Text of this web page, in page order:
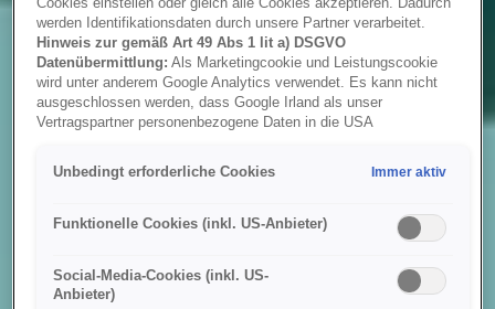
Cookies einstellen oder gleich alle Cookies akzeptieren. Dadurch
werden Identifikationsdaten durch unsere Partner verarbeitet.
Hinweis zur gemäß Art 49 Abs 1 lit a) DSGVO
Datenübermittlung: Als Marketingcookie und Leistungscookie
wird unter anderem Google Analytics verwendet. Es kann nicht
ausgeschlossen werden, dass Google Irland als unser
Vertragspartner personenbezogene Daten in die USA
besteht kein der Europäischen Union der Sache nach
gleichwertiges Datenschutzniveau und es fehlt an einem
Hieraus können sich für Sie Risiken ergeben, weil Sie Ihre Rechte
als Betroffener in den USA nicht wirksam durchsetzen können, in
ausgeschlossen werden kann, dass aufgrund aktueller Gesetze
US-Sicherheitsbehörden einen Zugriff auf Daten erlangen können,
Unbedingt erforderliche Cookies Immer aktiv
Funktionelle Cookies (inkl. US-Anbieter)
Social-Media-Cookies (inkl. US-
Anbieter)